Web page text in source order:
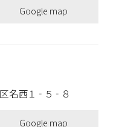
Google map
区名西１‐５‐８
Google map